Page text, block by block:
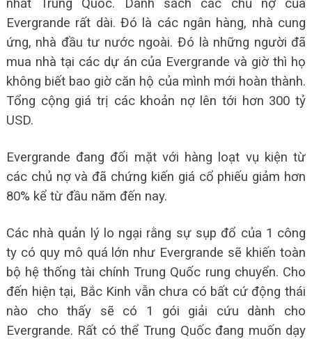
nhất Trung Quốc. Danh sách các chủ nợ của
Evergrande rất dài. Đó là các ngân hàng, nhà cung
ứng, nhà đầu tư nước ngoài. Đó là những người đã
mua nhà tại các dự án của Evergrande và giờ thì họ
không biết bao giờ căn hộ của mình mới hoàn thành.
Tổng cộng giá trị các khoản nợ lên tới hơn 300 tỷ
USD.
Evergrande đang đối mặt với hàng loạt vụ kiện từ
các chủ nợ và đã chứng kiến giá cổ phiếu giảm hơn
80% kể từ đầu năm đến nay.
Các nhà quản lý lo ngại rằng sự sụp đổ của 1 công
ty có quy mô quá lớn như Evergrande sẽ khiến toàn
bộ hệ thống tài chính Trung Quốc rung chuyển. Cho
đến hiện tại, Bắc Kinh vẫn chưa có bất cứ động thái
nào cho thấy sẽ có 1 gói giải cứu dành cho
Evergrande. Rất có thể Trung Quốc đang muốn dạy